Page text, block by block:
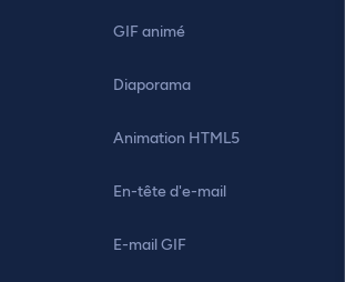
GIF animé
Diaporama
Animation HTML5
En-tête d'e-mail
E-mail GIF